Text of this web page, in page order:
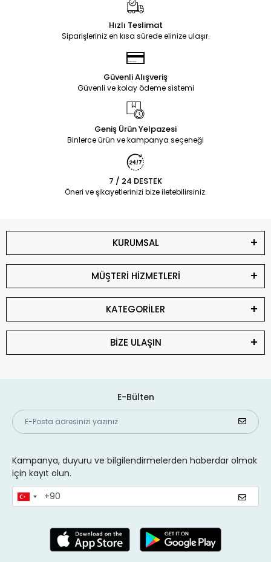
Hızlı Teslimat
Siparişleriniz en kısa sürede elinize ulaşır.
Güvenli Alışveriş
Güvenli ve kolay ödeme sistemi
Geniş Ürün Yelpazesi
Binlerce ürün ve kampanya seçeneği
7 / 24 DESTEK
Öneri ve şikayetlerinizi bize iletebilirsiniz.
KURUMSAL
MÜŞTERİ HİZMETLERİ
KATEGORİLER
BİZE ULAŞIN
E-Bülten
Kampanya, duyuru ve bilgilendirmelerden haberdar olmak
için kayıt olun.